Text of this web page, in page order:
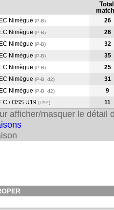
Total
Nimègue (P-B)
26
Nimègue (P-B)
26
Nimègue (P-B)
32
Nimègue (P-B)
35
Nimègue (P-B)
25
Nimègue (P-B, d2)
31
Nimègue (P-B, d2)
9
/ OSS U19 (PAY) 11
afficher/masquer le détail